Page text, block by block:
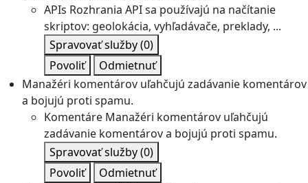
APIs Rozhrania API sa používajú na načítanie
skriptov: geolokácia, vyhľadávače, preklady, ...
Spravovať služby(0)
Povoliť
Odmietnuť
Manažéri komentárov uľahčujú zadávanie komentárov
a bojujú proti spamu.
Komentáre Manažéri komentárov uľahčujú
zadávanie komentárov a bojujú proti spamu.
Spravovať služby(0)
Povoliť
Odmietnuť